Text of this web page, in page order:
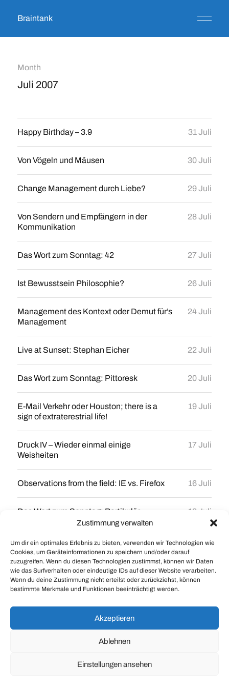
Zustimmung verwalten
Um dir ein optimales Erlebnis zu bieten, verwenden wir Technologien wie
Cookies, um Geräteinformationen zu speichern und/oder darauf
zuzugreifen. Wenn du diesen Technologien zustimmst, können wir Daten
wie das Surfverhalten oder eindeutige IDs auf dieser Website verarbeiten.
Wenn du deine Zustimmung nicht erteilst oder zurückziehst, können
bestimmte Merkmale und Funktionen beeinträchtigt werden.
Akzeptieren
Ablehnen
Einstellungen ansehen
Braintank
Month
Juli 2007
Happy Birthday – 3.9 31 Juli
Von Vögeln und Mäusen 30 Juli
Change Management durch Liebe? 29 Juli
Von Sendern und Empfängern in der
Kommunikation
28 Juli
Das Wort zum Sonntag: 42 27 Juli
Ist Bewusstsein Philosophie? 26 Juli
Management des Kontext oder Demut für’s
Management
24 Juli
Live at Sunset: Stephan Eicher 22 Juli
Das Wort zum Sonntag: Pittoresk 20 Juli
E-Mail Verkehr oder Houston; there is a
sign of extraterestrial life!
19 Juli
Druck IV – Wieder einmal einige
Weisheiten
17 Juli
Observations from the field: IE vs. Firefox 16 Juli
Das Wort zum Sonntag: Partikulär 13 Juli
Wirklichkeitskonstruktionen im Büro – Oder
Druck, die Dritte
10 Juli
Das Wort zum Sonntag: Allegorie 6 Juli
Firmen im Druck II oder die Tugend mit der
3 Juli